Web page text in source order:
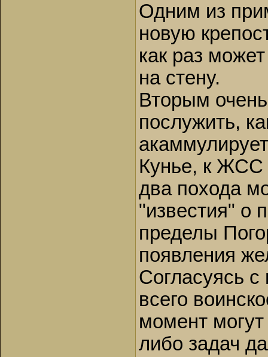
Одним из
новую
как раз
на стену.
Вторым
послужить,
Кунье, к ЖСС
два похода
"известия" о
пределы
появления
Согласуясь с
всего
момент
либо задач